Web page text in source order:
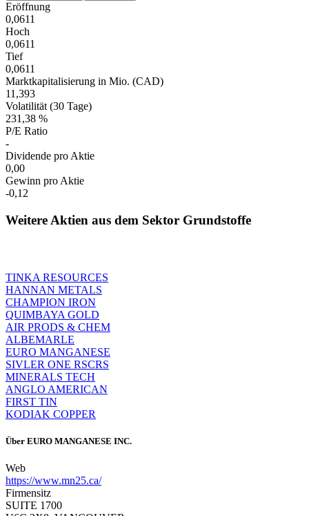
Eröffnung
0,0611
Hoch
0,0611
Tief
0,0611
Marktkapitalisierung in Mio. (CAD)
11,393
Volatilität (30 Tage)
231,38 %
P/E Ratio
-
Dividende pro Aktie
0,00
Gewinn pro Aktie
-0,12
Weitere Aktien aus dem Sektor Grundstoffe
TINKA RESOURCES
HANNAN METALS
CHAMPION IRON
QUIMBAYA GOLD
AIR PRODS & CHEM
ALBEMARLE
EURO MANGANESE
SIVLER ONE RSCRS
MINERALS TECH
ANGLO AMERICAN
FIRST TIN
KODIAK COPPER
Über EURO MANGANESE INC.
Web
https://www.mn25.ca/
Firmensitz
SUITE 1700